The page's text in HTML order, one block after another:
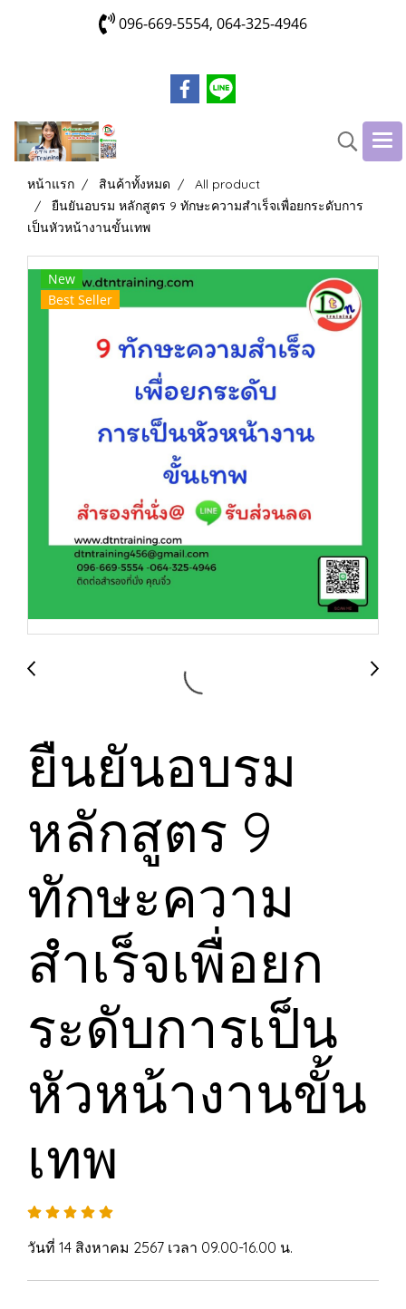
096-669-5554, 064-325-4946
หน้าแรก สินค้าทั้งหมด
All product
ยืนยันอบรม หลักสูตร 9 ทักษะความสำเร็จเพื่อยกระดับการ
เป็นหัวหน้างานขั้นเทพ
New
Best Seller
ยืนยันอบรม
หลักสูตร 9
ทักษะความ
สำเร็จเพื่อยก
ระดับการเป็น
หัวหน้างานขั้น
เทพ
วันที่ 14 สิงหาคม 2567 เวลา 09.00-16.00 น.